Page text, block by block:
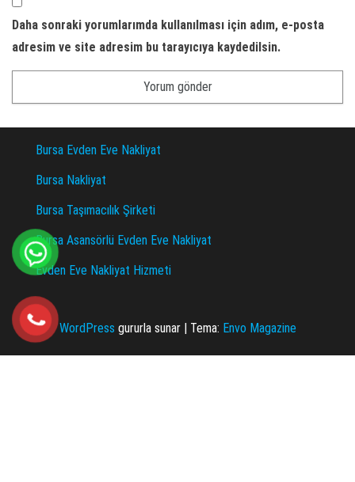
Daha sonraki yorumlarımda kullanılması için adım, e-posta
adresim ve site adresim bu tarayıcıya kaydedilsin.
Bursa Evden Eve Nakliyat
Bursa Nakliyat
Bursa Taşımacılık Şirketi
Bursa Asansörlü Evden Eve Nakliyat
Evden Eve Nakliyat Hizmeti
WordPress gururla sunar | Tema: Envo Magazine